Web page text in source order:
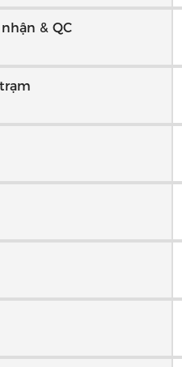
& QC